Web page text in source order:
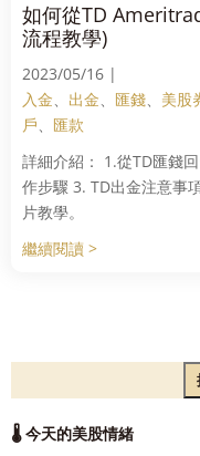
如何從TD
流程教學)
2023/05/16 |
入金、 出金、 匯錢、 美股
戶、 匯款
詳細介紹： 1.從TD匯錢
作步驟 3. TD出金注意事
片教學。
繼續閱讀 >
🌡️ 今天的美股情緒